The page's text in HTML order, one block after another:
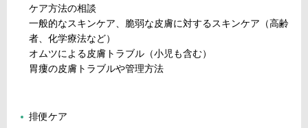
ケア方法の相談
一般的なスキンケア、脆弱な皮膚に対するスキンケア（高齢
者、化学療法など）
オムツによる皮膚トラブル（小児も含む）
胃瘻の皮膚トラブルや管理方法
排便ケア